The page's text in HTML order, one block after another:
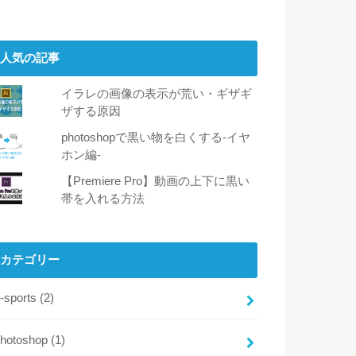
人気の記事
イラレの画像の表示が荒い・ギザギ
ザする原因
photoshopで黒い物を白くする-イヤ
ホン編-
【Premiere Pro】動画の上下に黒い
帯を入れる方法
カテゴリー
sports (2)
(1)